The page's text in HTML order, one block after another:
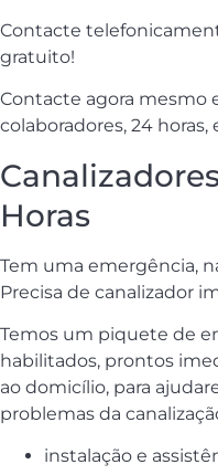
Contacte
gratuito!
Contacte agora mesmo
colaboradores, 24
Horas
Tem uma emergência,
Precisa de canalizador
Temos um piquete de
habilitados, prontos
ao domicílio, para
problemas da
instalação e